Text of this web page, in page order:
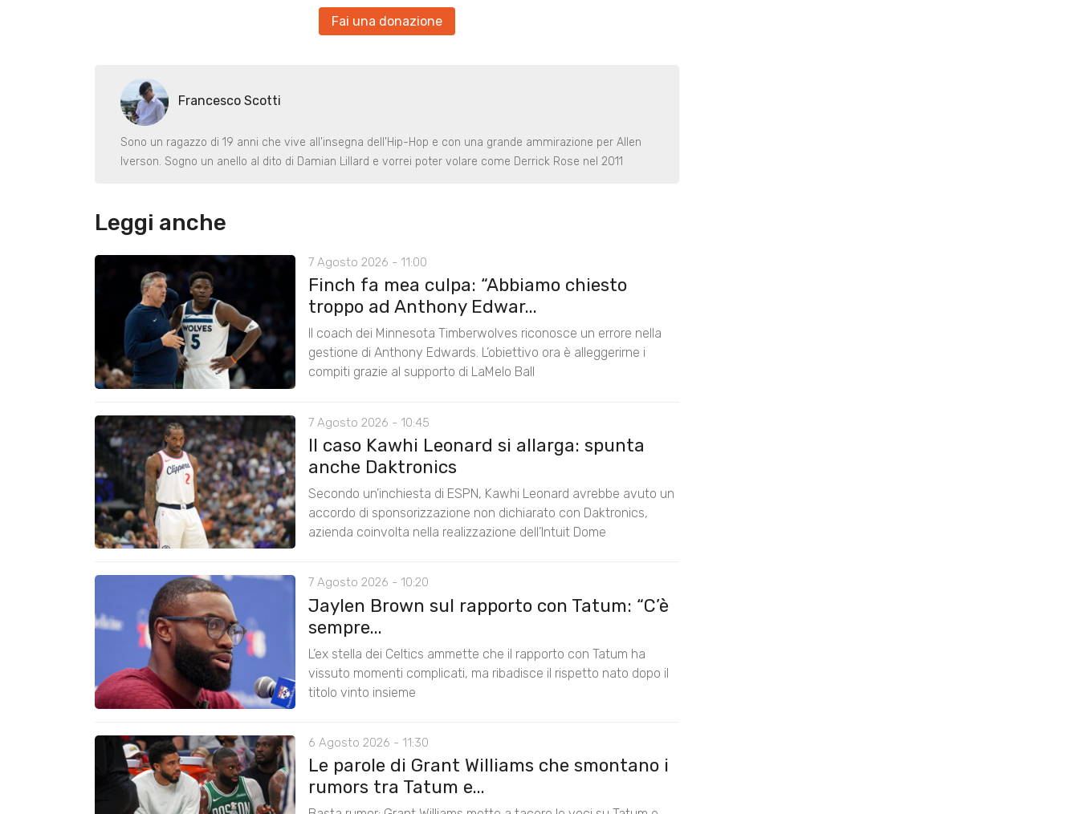
Fai una donazione
Francesco Scotti
Sono un ragazzo di 19 anni che vive all'insegna dell'Hip-Hop e con una grande ammirazione per Allen
Iverson. Sogno un anello al dito di Damian Lillard e vorrei poter volare come Derrick Rose nel 2011
Leggi anche
7 Agosto 2026 - 11:00
Finch fa mea culpa: “Abbiamo chiesto
troppo ad Anthony Edwar...
Il coach dei Minnesota Timberwolves riconosce un errore nella
gestione di Anthony Edwards. L’obiettivo ora è alleggerirne i
compiti grazie al supporto di LaMelo Ball
7 Agosto 2026 - 10:45
Il caso Kawhi Leonard si allarga: spunta
anche Daktronics
Secondo un’inchiesta di ESPN, Kawhi Leonard avrebbe avuto un
accordo di sponsorizzazione non dichiarato con Daktronics,
azienda coinvolta nella realizzazione dell’Intuit Dome
7 Agosto 2026 - 10:20
Jaylen Brown sul rapporto con Tatum: “C’è
sempre...
L’ex stella dei Celtics ammette che il rapporto con Tatum ha
vissuto momenti complicati, ma ribadisce il rispetto nato dopo il
titolo vinto insieme
6 Agosto 2026 - 11:30
Le parole di Grant Williams che smontano i
rumors tra Tatum e...